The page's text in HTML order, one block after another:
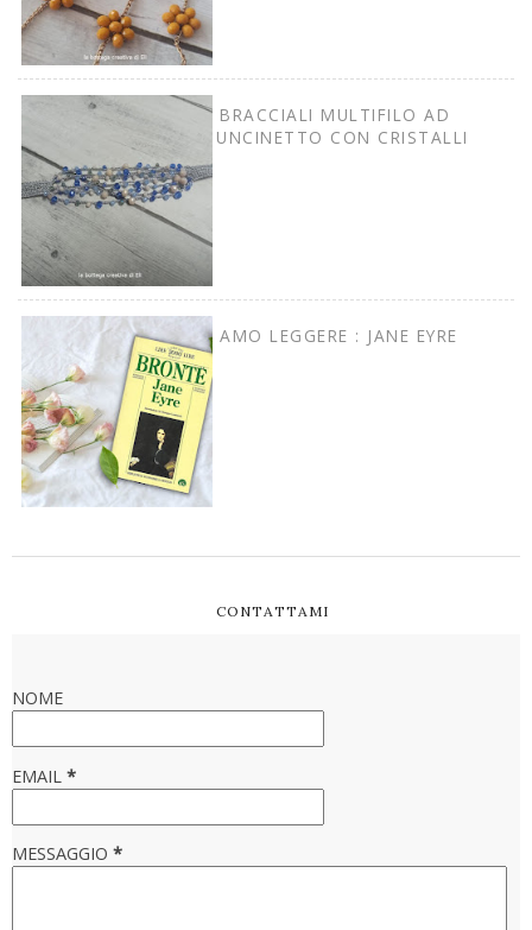
BRACCIALI MULTIFILO AD
UNCINETTO CON CRISTALLI
AMO LEGGERE : JANE EYRE
CONTATTAMI
NOME
EMAIL *
MESSAGGIO *